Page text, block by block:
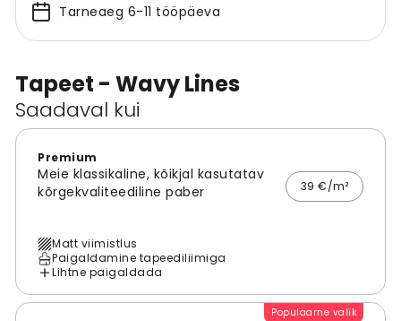
Tapeet - Wavy Lines
Saadaval kui
Premium
Meie klassikaline, kõikjal kasutatav
kõrgekvaliteediline paber
39 €/m²
Matt viimistlus
Paigaldamine tapeediliimiga
Lihtne paigaldada
Populaarne valik
Tarneaeg 6-11 tööpäeva